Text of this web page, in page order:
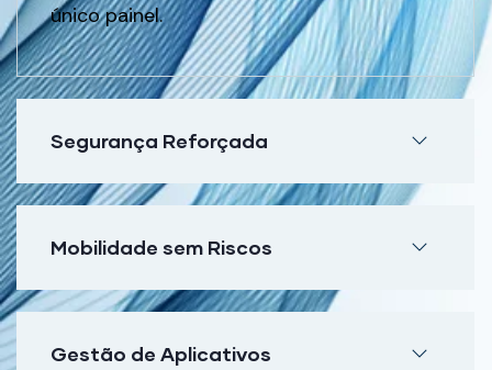
único painel.
Segurança Reforçada
Mobilidade sem Riscos
Gestão de Aplicativos